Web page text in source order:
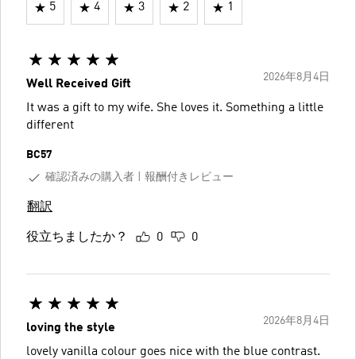
5 4 3 2 1
2026年8月4日
Well Received Gift
It was a gift to my wife. She loves it. Something a little
different
BC57
確認済みの購入者
報酬付きレビュー
翻訳
役立ちましたか？ 0 0
2026年8月4日
loving the style
lovely vanilla colour goes nice with the blue contrast.